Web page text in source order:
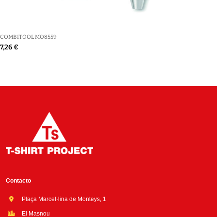
COMBITOOL MO8559
7,26 €
Contacto
Plaça Marcel·lina de Monteys, 1
El Masnou